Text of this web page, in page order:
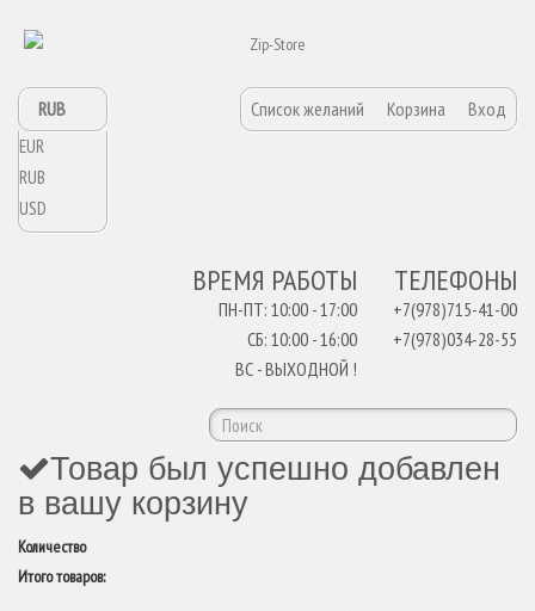
Список желаний Корзина Вход
RUB
EUR
RUB
USD
ТЕЛЕФОНЫ
+7(978)715-41-00
+7(978)034-28-55
ВРЕМЯ РАБОТЫ
ПН-ПТ: 10:00 - 17:00
СБ: 10:00 - 16:00
ВС - ВЫХОДНОЙ !
Товар был успешно добавлен
в вашу корзину
Количество
Итого товаров: